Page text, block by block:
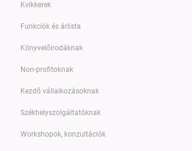
Kvikkerek
Funkciók és árlista
Könyvelőirodáknak
Non-profitoknak
Kezdő vállalkozásoknak
Székhelyszolgáltatóknak
Workshopok, konzultációk